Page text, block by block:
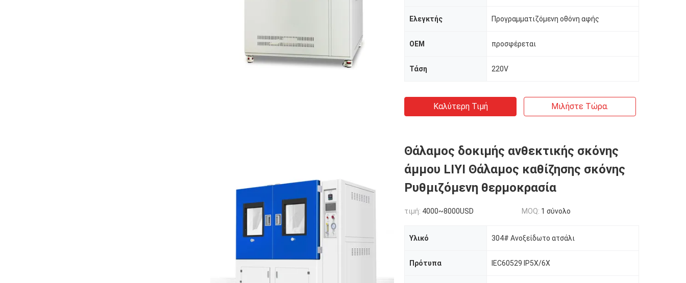
Ελεγκτής Προγραμματιζόμενη οθόνη αφής
OEM προσφέρεται
Τάση 220V
Καλύτερη Τιμή Μιλήστε Τώρα.
Θάλαμος δοκιμής ανθεκτικής σκόνης
άμμου LIYI Θάλαμος καθίζησης σκόνης
Ρυθμιζόμενη θερμοκρασία
τιμή: 4000~8000USD MOQ: 1 σύνολο
Υλικό 304# Ανοξείδωτο ατσάλι
Πρότυπα IEC60529 IP5X/6X